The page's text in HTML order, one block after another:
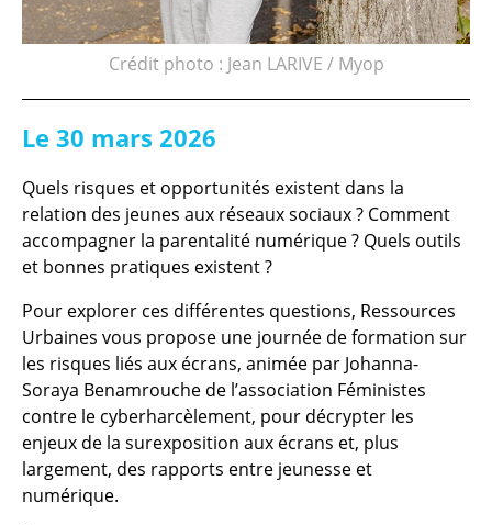
Crédit photo : Jean LARIVE / Myop
Le 30 mars 2026
Quels risques et opportunités existent dans la
relation des jeunes aux réseaux sociaux ? Comment
accompagner la parentalité numérique ? Quels outils
et bonnes pratiques existent ?
Pour explorer ces différentes questions, Ressources
Urbaines vous propose une journée de formation sur
les risques liés aux écrans, animée par Johanna-
Soraya Benamrouche de l’association Féministes
contre le cyberharcèlement, pour décrypter les
enjeux de la surexposition aux écrans et, plus
largement, des rapports entre jeunesse et
numérique.